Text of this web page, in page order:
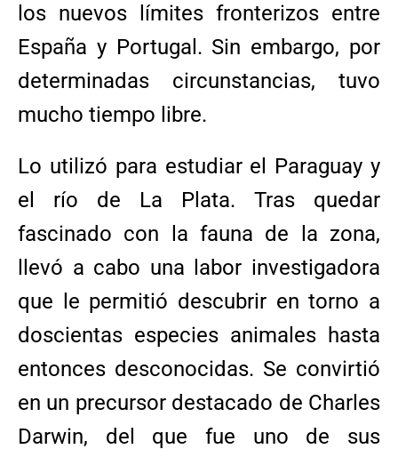
los nuevos límites fronterizos entre
España y Portugal. Sin embargo, por
determinadas circunstancias, tuvo
mucho tiempo libre.
Lo utilizó para estudiar el Paraguay y
el río de La Plata. Tras quedar
fascinado con la fauna de la zona,
llevó a cabo una labor investigadora
que le permitió descubrir en torno a
doscientas especies animales hasta
entonces desconocidas. Se convirtió
en un precursor destacado de Charles
Darwin, del que fue uno de sus